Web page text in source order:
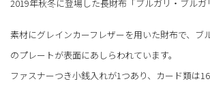
2019年秋冬に登場した長財布「ブルガリ・ブルガ
素材にグレインカーフレザーを用いた財布で、ブ
のプレートが表面にあしらわれています。
ファスナーつき小銭入れが1つあり、カード類は